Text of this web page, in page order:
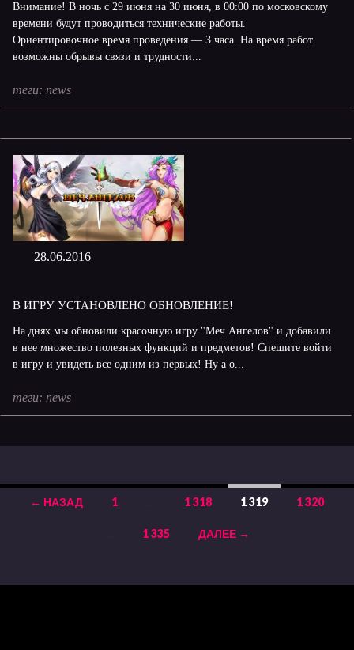
Внимание! В ночь с 29 июня на 30 июня, в 00:00 по московскому
времени будут проводиться технические работы.
Ориентировочное время проведения — 3 часа. На время работ
возможны обрывы связи и трудности...
теги: news
28.06.2016
В ИГРУ УСТАНОВЛЕНО ОБНОВЛЕНИЕ!
На днях мы обновили красочную игру "Меч Ангелов" и добавили
в нее множество полезных функций и предметов! Спешите войти
в игру и увидеть все одним из первых! Ну а о...
теги: news
записям
← НАЗАД 1 1 318 1 319 1 320
1 335 ДАЛЕЕ →